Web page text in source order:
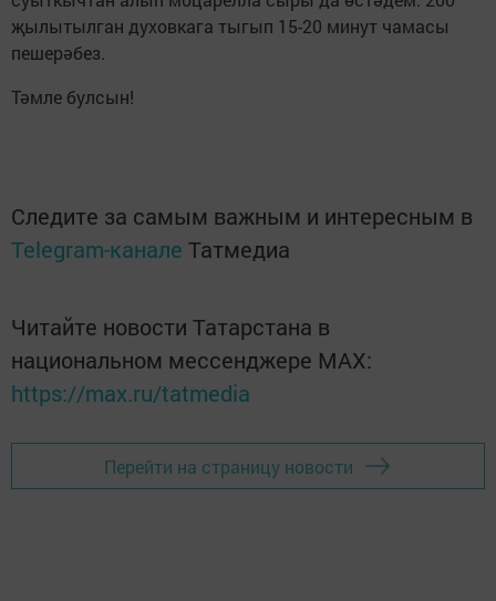
җылытылган духовкага тыгып 15-20 минут чамасы
пешерәбез.
Тәмле булсын!
Следите за самым важным и интересным в
Telegram-канале Татмедиа
Читайте новости Татарстана в
национальном мессенджере MАХ:
https://max.ru/tatmedia
Перейти на страницу новости